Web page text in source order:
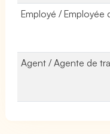
Employé / Employée
Agent / Agente de